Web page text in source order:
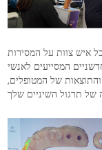
איש צוות על המסירות
המסייעים לאנשי
של המטופלים,